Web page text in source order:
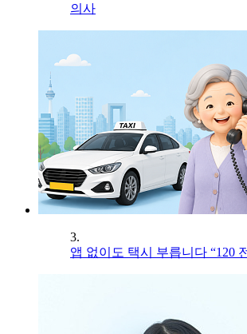
의사
3.
앱 없이도 택시 부릅니다 “120